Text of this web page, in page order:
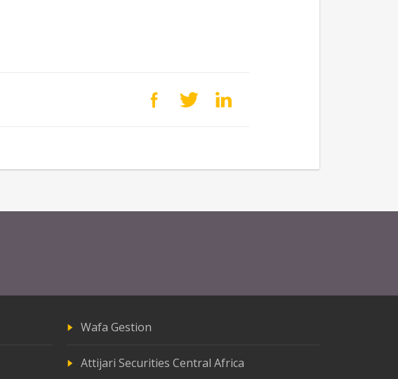
Wafa Gestion
Attijari Securities Central Africa